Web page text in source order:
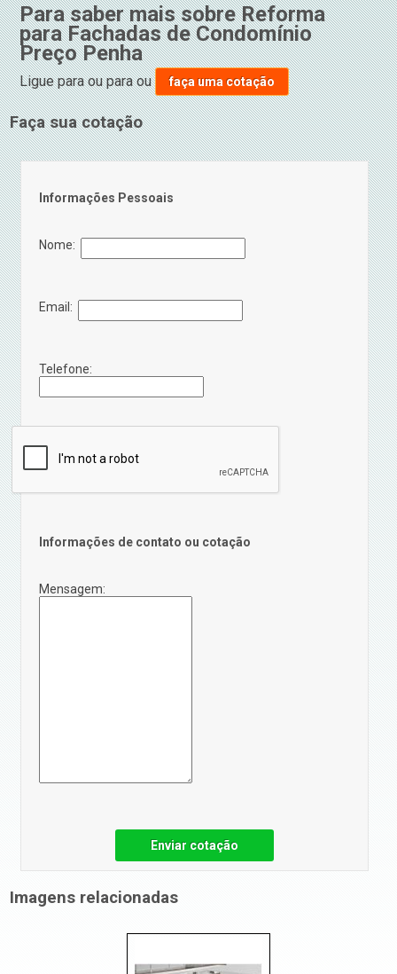
Para saber mais sobre Reforma
para Fachadas de Condomínio
Preço Penha
Ligue paraou paraou faça uma cotação
Faça sua cotação
Informações Pessoais
Nome:
Email:
Telefone:
Informações de contato ou cotação
Mensagem:
Enviar cotação
Imagens relacionadas